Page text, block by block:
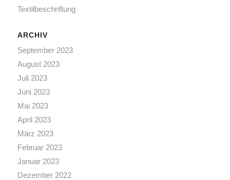
Textilbeschriftung
ARCHIV
September 2023
August 2023
Juli 2023
Juni 2023
Mai 2023
April 2023
März 2023
Februar 2023
Januar 2023
Dezember 2022